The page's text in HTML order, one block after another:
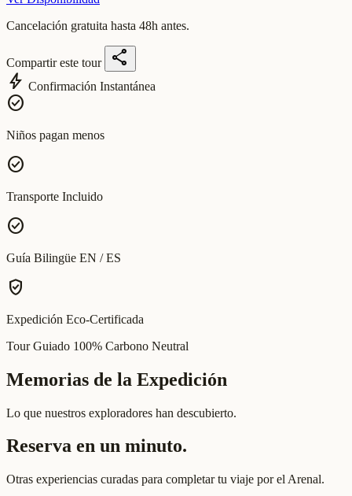
Cancelación gratuita hasta 48h antes.
Compartir este tour
share
bolt Confirmación Instantánea
check_circle
Niños pagan menos
check_circle
Transporte Incluido
check_circle
Guía Bilingüe EN / ES
verified_user
Expedición Eco-Certificada
Tour Guiado 100% Carbono Neutral
Memorias de la Expedición
Lo que nuestros exploradores han descubierto.
Reserva en un minuto.
Otras experiencias curadas para completar tu viaje por el Arenal.